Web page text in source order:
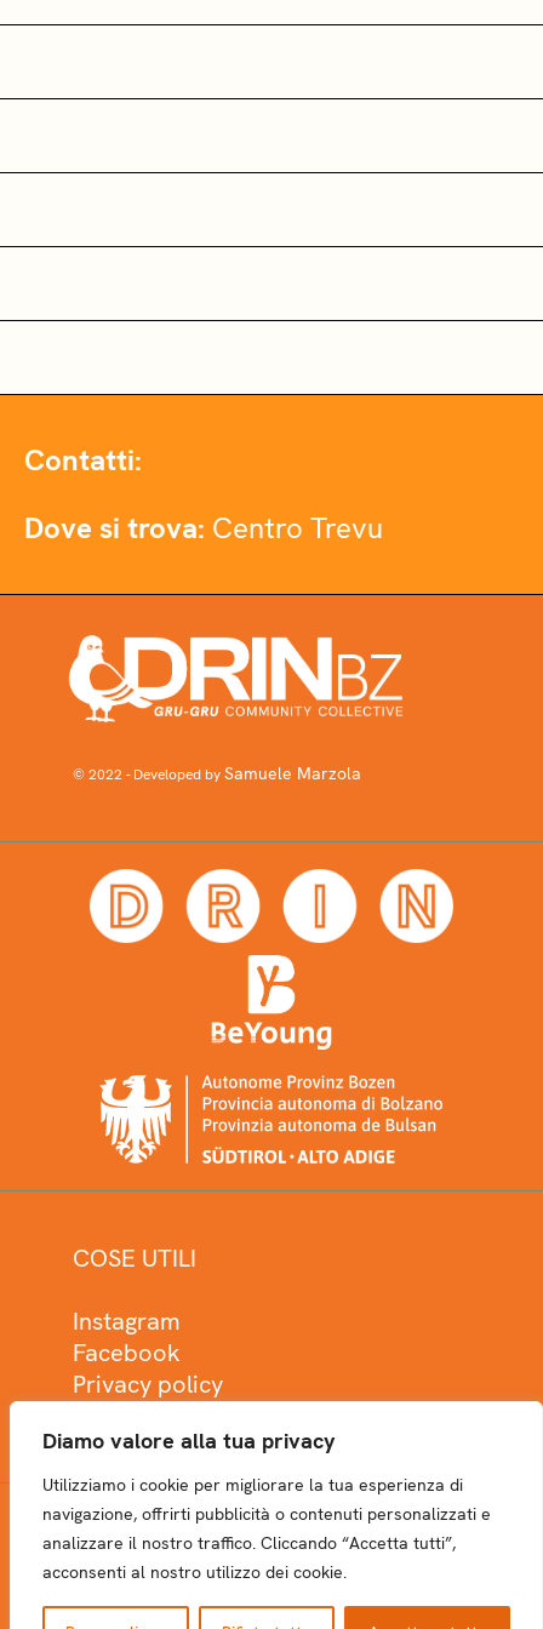
Diamo valore alla tua privacy
Utilizziamo i cookie per migliorare la tua esperienza di
navigazione, offrirti pubblicità o contenuti personalizzati e
analizzare il nostro traffico. Cliccando “Accetta tutti”,
acconsenti al nostro utilizzo dei cookie.
Contatti:
Dove si trova: Centro Trevu
© 2022 - Developed bySamuele Marzola
COSE UTILI
Instagram
Facebook
Privacy policy
NEWSLETTER